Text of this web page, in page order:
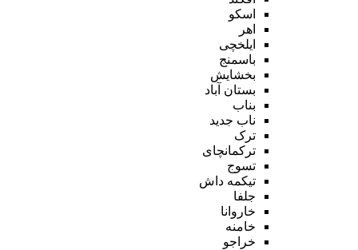
اسکو
اهر
ایلخچی
باسمنج
بخشایش
بستان آباد
بناب
ناب جدید
ترک
ترکمانچای
تسوج
تیکمه داش
جلفا
خاروانا
خامنه
خراجو